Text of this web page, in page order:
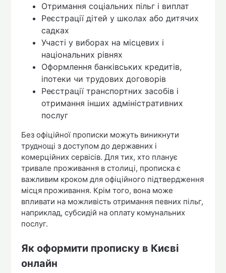
Отримання соціальних пільг і виплат
Реєстрації дітей у школах або дитячих
садках
Участі у виборах на місцевих і
національних рівнях
Оформлення банківських кредитів,
іпотеки чи трудових договорів
Реєстрації транспортних засобів і
отримання інших адміністративних
послуг
Без офіційної прописки можуть виникнути
труднощі з доступом до державних і
комерційних сервісів. Для тих, хто планує
тривале проживання в столиці, прописка є
важливим кроком для офіційного підтвердження
місця проживання. Крім того, вона може
впливати на можливість отримання певних пільг,
наприклад, субсидій на оплату комунальних
послуг.
Як оформити прописку в Києві
онлайн